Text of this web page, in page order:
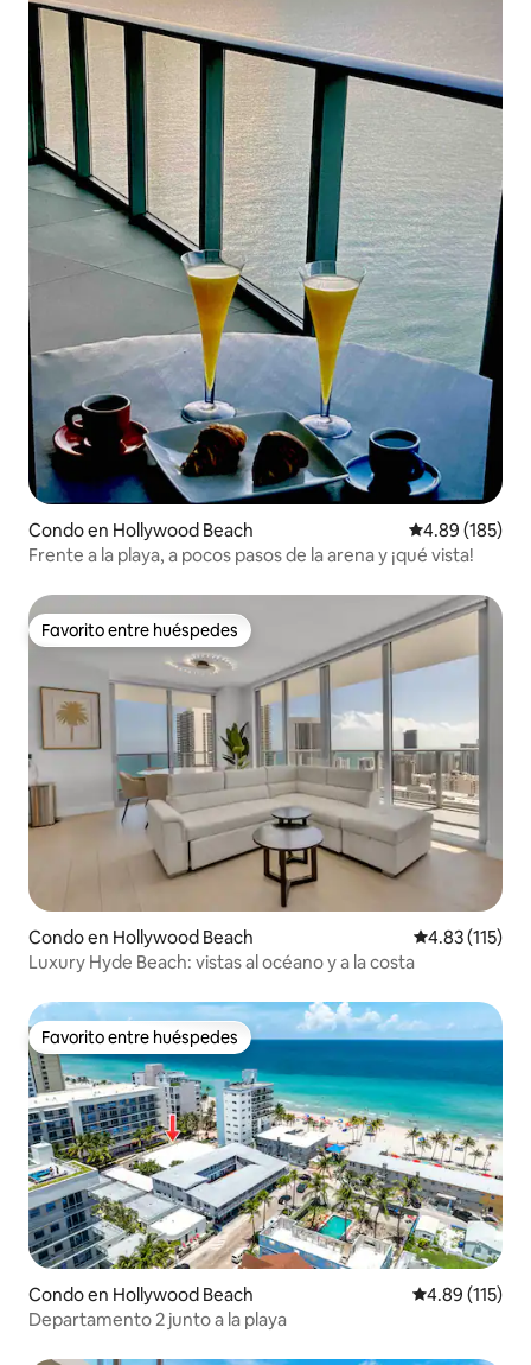
Condo en Hollywood Beach Calificación
4.89 (185)
Frente a la playa, a pocos pasos de la arena y ¡qué vista!
Favorito entre huéspedes
Favorito entre huéspedes
Condo en Hollywood Beach Calificación
4.83 (115)
Luxury Hyde Beach: vistas al océano y a la costa
Favorito entre huéspedes
Favorito entre huéspedes
Condo en Hollywood Beach Calificación
4.89 (115)
Departamento 2 junto a la playa